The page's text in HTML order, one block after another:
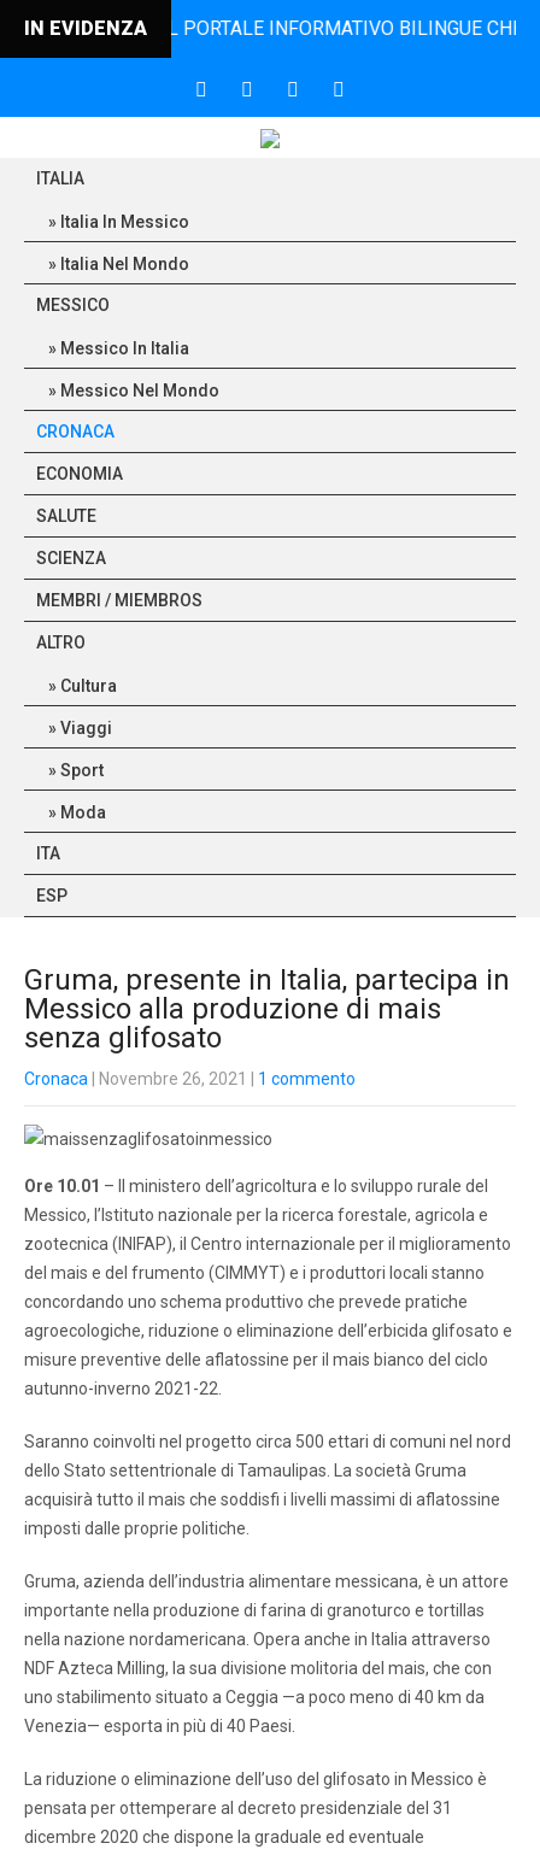
IN EVIDENZAIL PORTALE INFORMATIVO BILINGUE CHE DAL
ITALIA
Italia In Messico
Italia Nel Mondo
MESSICO
Messico In Italia
Messico Nel Mondo
CRONACA
ECONOMIA
SALUTE
SCIENZA
MEMBRI / MIEMBROS
ALTRO
Cultura
Viaggi
Sport
Moda
ITA
ESP
Gruma, presente in Italia, partecipa in
Messico alla produzione di mais
senza glifosato
Cronaca | Novembre 26, 2021 1 commento
Ore 10.01 – Il ministero dell’agricoltura e lo sviluppo rurale del
Messico, l’Istituto nazionale per la ricerca forestale, agricola e
zootecnica (INIFAP), il Centro internazionale per il miglioramento
del mais e del frumento (CIMMYT) e i produttori locali stanno
concordando uno schema produttivo che prevede pratiche
agroecologiche, riduzione o eliminazione dell’erbicida glifosato e
misure preventive delle aflatossine per il mais bianco del ciclo
autunno-inverno 2021-22.
Saranno coinvolti nel progetto circa 500 ettari di comuni nel nord
dello Stato settentrionale di Tamaulipas. La società Gruma
acquisirà tutto il mais che soddisfi i livelli massimi di aflatossine
imposti dalle proprie politiche.
Gruma, azienda dell’industria alimentare messicana, è un attore
importante nella produzione di farina di granoturco e tortillas
nella nazione nordamericana. Opera anche in Italia attraverso
NDF Azteca Milling, la sua divisione molitoria del mais, che con
uno stabilimento situato a Ceggia —a poco meno di 40 km da
Venezia— esporta in più di 40 Paesi.
La riduzione o eliminazione dell’uso del glifosato in Messico è
pensata per ottemperare al decreto presidenziale del 31
dicembre 2020 che dispone la graduale ed eventuale